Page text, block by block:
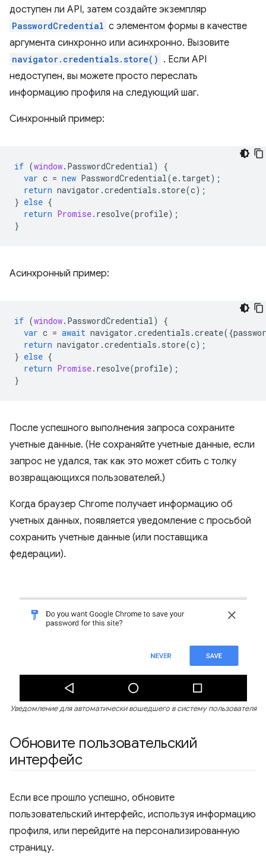
доступен ли API, затем создайте экземпляр
PasswordCredential с элементом формы в качестве
аргумента синхронно или асинхронно. Вызовите
navigator.credentials.store() . Если API
недоступен, вы можете просто переслать
информацию профиля на следующий шаг.
Синхронный пример:
if (window. PasswordCredential)
{
var c = new PasswordCredential(e. target);
return navigator .credentials . store(c);
} else {
return Promise. resolve(profile);
}
Асинхронный пример:
if (window. PasswordCredential)
{
var c = await navigator .credentials .create({
return navigator .credentials . store(c);
} else {
return Promise. resolve(profile);
}
После успешного выполнения запроса сохраните
учетные данные. (Не сохраняйте учетные данные, если
запрос не удался, так как это может сбить с толку
возвращающихся пользователей.)
Когда браузер Chrome получает информацию об
учетных данных, появляется уведомление с просьбой
сохранить учетные данные (или поставщика
федерации).
Уведомление для автоматически вошедшего в систему пользователя
Обновите пользовательский
интерфейс
Если все прошло успешно, обновите
пользовательский интерфейс, используя информацию
профиля, или перейдите на персонализированную
страницу.